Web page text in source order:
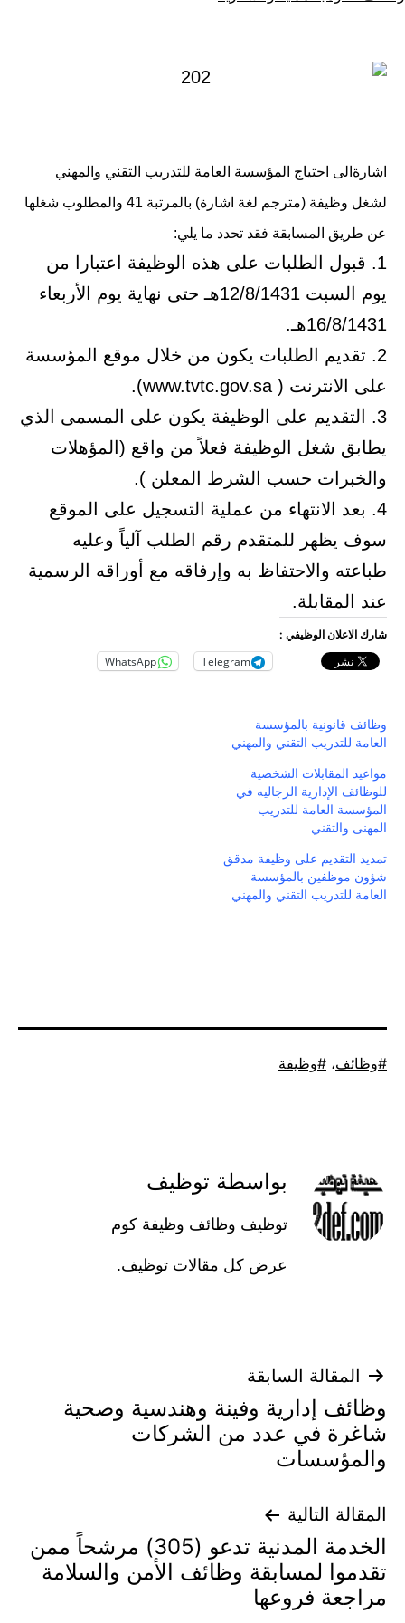
اشارةالى احتياج المؤسسة العامة للتدريب التقني والمهني
لشغل وظيفة (مترجم لغة اشارة) بالمرتبة 41 والمطلوب شغلها
عن طريق المسابقة فقد تحدد ما يلي:
1. قبول الطلبات على هذه الوظيفة اعتبارا من
يوم السبت 12/8/1431هـ حتى نهاية يوم الأربعاء
16/8/1431هـ.
2. تقديم الطلبات يكون من خلال موقع المؤسسة
على الانترنت ( www.tvtc.gov.sa).
3. التقديم على الوظيفة يكون على المسمى الذي
يطابق شغل الوظيفة فعلاً من واقع (المؤهلات
والخبرات حسب الشرط المعلن ).
4. بعد الانتهاء من عملية التسجيل على الموقع
سوف يظهر للمتقدم رقم الطلب آلياً وعليه
طباعته والاحتفاظ به وإرفاقه مع أوراقه الرسمية
عند المقابلة.
شارك الاعلان الوظيفي :
Telegram
WhatsApp
وظائف قانونية بالمؤسسة
العامة للتدريب التقني والمهني
مواعيد المقابلات الشخصية
للوظائف الإدارية الرجاليه في
المؤسسة العامة للتدريب
المهنى والتقني
تمديد التقديم على وظيفة مدقق
شؤون موظفين بالمؤسسة
العامة للتدريب التقني والمهني
موسوم
وظائف، وظيفة
بواسطة توظيف
توظيف وظائف وظيفة كوم
عرض كل مقالات توظيف.
تصفّح
المقالات
المقالة السابقة
وظائف إدارية وفينة وهندسية وصحية
شاغرة في عدد من الشركات
والمؤسسات
المقالة التالية
الخدمة المدنية تدعو (305) مرشحاً ممن
تقدموا لمسابقة وظائف الأمن والسلامة
مراجعة فروعها